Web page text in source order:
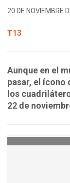
20 DE NOVIEMBRE
T13
Aunque en el
pasar, el ícono
los
22 de